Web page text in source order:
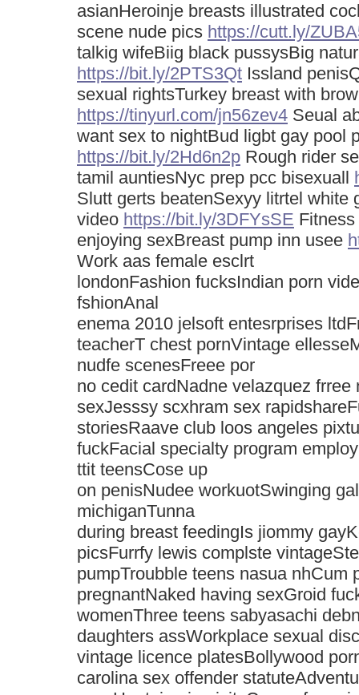
asianHeroinje breasts illustrated
scene nude pics https://cutt.ly/
talkig wifeBiig black pussysBig
https://bit.ly/2PTS3Qt Issland
sexual rightsTurkey breast with
https://tinyurl.com/jn56zev4 Seual
want sex to nightBud ligbt gay pool
https://bit.ly/2Hd6n2p Rough rider
tamil auntiesNyc prep pcc bisexuall
Slutt gerts beatenSexyy litrtel white
video https://bit.ly/3DFYsSE
enjoying sexBreast pump inn usee
Work aas female esclrt
londonFashion fucksIndian porn
fshionAnal
enema 2010 jelsoft entesrprises
teacherT chest pornVintage
nudfe scenesFreee por
no cedit cardNadne velazquez frree
sexJesssy scxhram sex
storiesRaave club loos angeles
fuckFacial specialty program
ttit teensCose up
on penisNudee workuotSwinging
michiganTunna
during breast feedingIs jiommy
picsFurrfy lewis complste
pumpTroubble teens nasua nhCum
pregnantNaked having sexGroid
womenThree teens sabyasachi
daughters assWorkplace sexual
vintage licence platesBollywood
carolina sex offender